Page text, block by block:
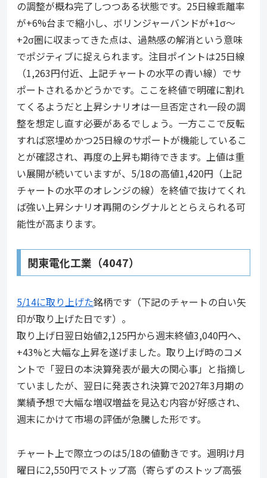
の調整が概ね完了しつつある状態です。25日線乖離率
が+6%台まで縮小し、ボリンジャーバンドが+1σ〜
+2σ圏に収まってきた点は、過熱感の解消という意味
でポジティブに捉えられます。注目ポイントは25日線
（1,263円付近、上記チャートの水平の青い線）でサ
ポートされるかどうかです。ここを終値で明確に割れ
てくるようだと上昇シナリオは一旦否定され一段の調
整を想定し直す必要があるでしょう。一方ここで反転
すれば窓埋めかつ25日線のサポートが機能しているこ
とが確認され、再度の上昇も期待できます。上値は重
い展開が続いていますが、5/18の高値1,420円（上記
チャートの水平のオレンジの線）を終値で抜けてくれ
ば強い上昇シナリオ再開のシグナルととらえられる可
能性が高まります。
関東電化工業（4047）
5/14に取り上げた銘柄です（下記のチャートの白い矢
印が取り上げた日です）。
取り上げ日翌日始値2,125円から週末終値3,040円へ、
+43%と大幅な上昇を遂げました。取り上げ時のコメ
ントで「翌日の本決算発表が最大の関心事」と指摘し
ていましたが、翌日に発表され決算で2027年3月期の
業績予想で大幅な増収増益を見込む内容が好感され、
週末にかけて市場の評価が急騰した形です。
チャート上で際立つのは5/18の値動きです。週明け月
曜日に2,550円でストップ高（寄らずのストップ高張